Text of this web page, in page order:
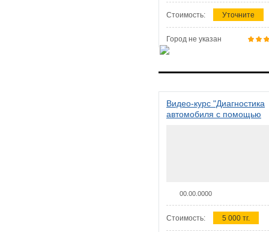
Стоимость: Уточните
Город не указан
Видео-курс "Диагностика
автомобиля с помощью
00.00.0000
Стоимость: 5 000 тг.